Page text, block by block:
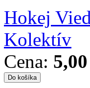
Hokej
Kolektív
Cena: